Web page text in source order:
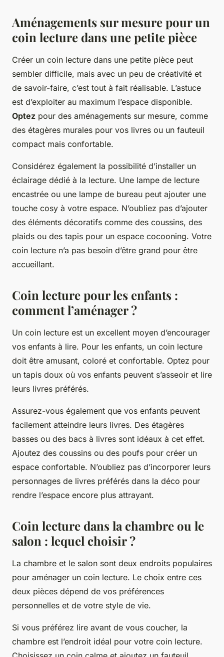
Aménagements sur mesure pour un
coin lecture dans une petite pièce
Créer un coin lecture dans une petite pièce peut
sembler difficile, mais avec un peu de créativité et
de savoir-faire, c’est tout à fait réalisable. L’astuce
est d’exploiter au maximum l’espace disponible.
Optez pour des aménagements sur mesure, comme
des étagères murales pour vos livres ou un fauteuil
compact mais confortable.
Considérez également la possibilité d’installer un
éclairage dédié à la lecture. Une lampe de lecture
encastrée ou une lampe de bureau peut ajouter une
touche cosy à votre espace. N’oubliez pas d’ajouter
des éléments décoratifs comme des coussins, des
plaids ou des tapis pour un espace cocooning. Votre
coin lecture n’a pas besoin d’être grand pour être
accueillant.
Coin lecture pour les enfants :
comment l’aménager ?
Un coin lecture est un excellent moyen d’encourager
vos enfants à lire. Pour les enfants, un coin lecture
doit être amusant, coloré et confortable. Optez pour
un tapis doux où vos enfants peuvent s’asseoir et lire
leurs livres préférés.
Assurez-vous également que vos enfants peuvent
facilement atteindre leurs livres. Des étagères
basses ou des bacs à livres sont idéaux à cet effet.
Ajoutez des coussins ou des poufs pour créer un
espace confortable. N’oubliez pas d’incorporer leurs
personnages de livres préférés dans la déco pour
rendre l’espace encore plus attrayant.
Coin lecture dans la chambre ou le
salon : lequel choisir ?
La chambre et le salon sont deux endroits populaires
pour aménager un coin lecture. Le choix entre ces
deux pièces dépend de vos préférences
personnelles et de votre style de vie.
Si vous préférez lire avant de vous coucher, la
chambre est l’endroit idéal pour votre coin lecture.